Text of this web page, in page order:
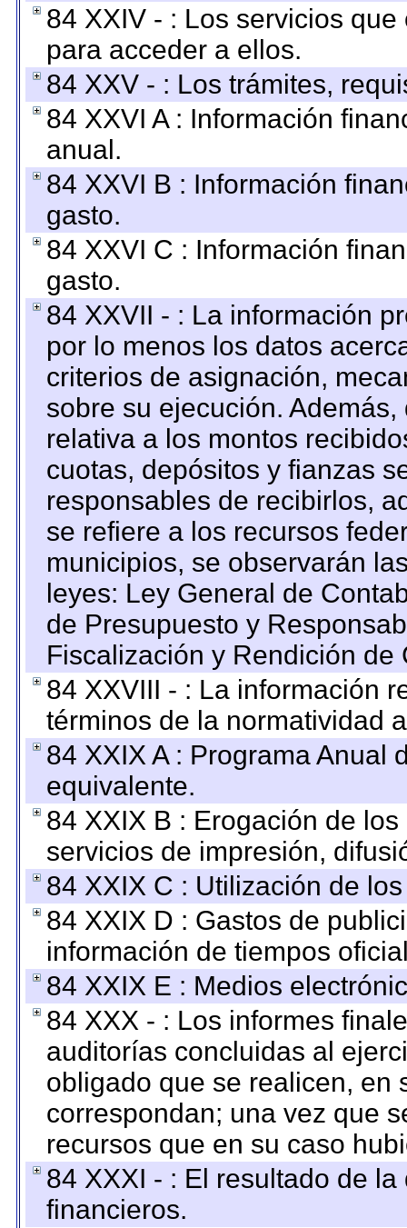
84 XXIV - : Los servicios
para acceder a ellos.
84 XXV - : Los trámites,
84 XXVI A : Información
anual.
84 XXVI B : Información
gasto.
84 XXVI C : Información
gasto.
84 XXVII - : La información
por lo menos los datos
criterios de asignación,
sobre su ejecución.
relativa a los montos
cuotas, depósitos y fianzas
responsables de recibirlos,
se refiere a los recursos
municipios, se observarán
leyes: Ley General de
de Presupuesto y
Fiscalización y Rendición
84 XXVIII - : La información
términos de la normatividad
84 XXIX A : Programa Anual
equivalente.
84 XXIX B : Erogación de
servicios de impresión,
84 XXIX C : Utilización de
84 XXIX D : Gastos de
información de tiempos
84 XXIX E : Medios
84 XXX - : Los informes
auditorías concluidas al
obligado que se realicen, en
correspondan; una vez que
recursos que en su caso
84 XXXI - : El resultado de
financieros.